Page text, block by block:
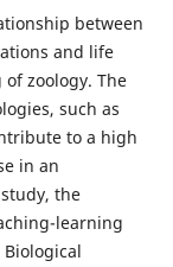
between
and life
zoology. The
such as
to a high
in an
the
learning